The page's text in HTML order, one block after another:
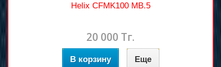
Helix CFMK100 MB.5
20 000 Тг.
В корзину Еще